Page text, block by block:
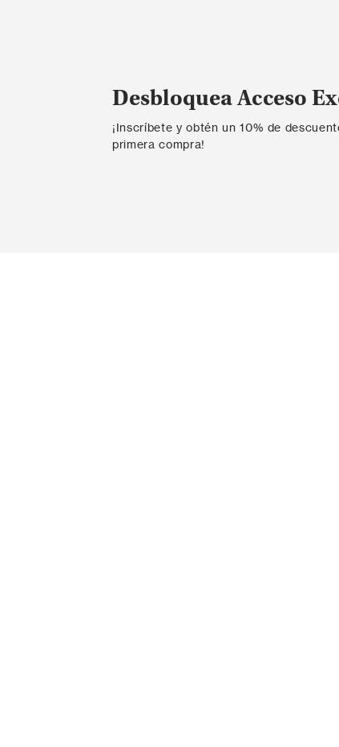
Desbloquea Acceso
¡Inscríbete y obtén un 10% de
primera compra!